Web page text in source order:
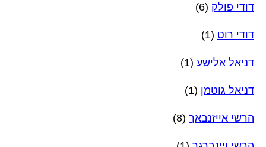
דודי פולק (6)
דודי רוט (1)
דניאל אלישע (1)
דניאל גוטמן (1)
הרשי אייזנבאך (8)